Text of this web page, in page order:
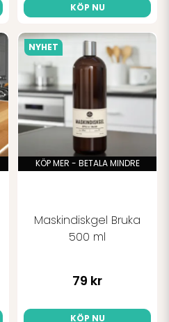
KÖP NU
KÖP MER - BETALA MINDRE
Maskindiskgel Bruka
500 ml
79 kr
KÖP NU
NYHET